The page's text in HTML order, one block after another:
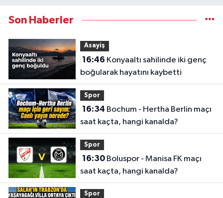
Son Haberler
Asayiş
16:46
boğularak hayatını kaybetti
Spor
16:34
saat kaçta, hangi kanalda?
Spor
16:30Boluspor - Manisa FK maçı
saat kaçta, hangi kanalda?
Spor